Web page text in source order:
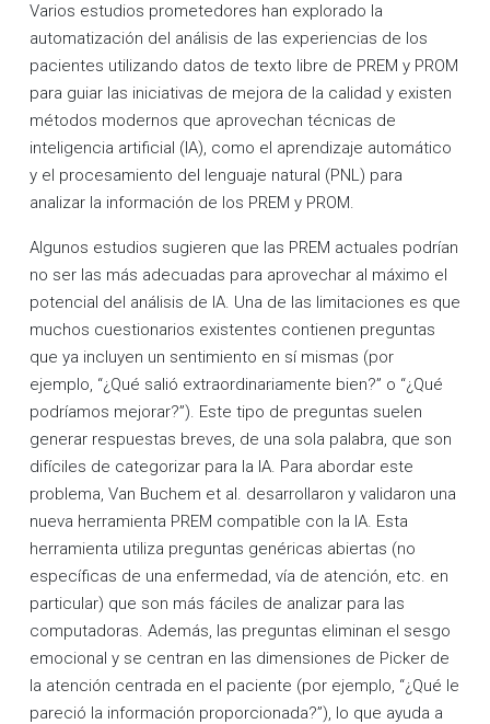
Varios estudios prometedores han explorado la
automatización del análisis de las experiencias de los
pacientes utilizando datos de texto libre de PREM y PROM
para guiar las iniciativas de mejora de la calidad y existen
métodos modernos que aprovechan técnicas de
inteligencia artificial (IA), como el aprendizaje automático
y el procesamiento del lenguaje natural (PNL) para
analizar la información de los PREM y PROM.
Algunos estudios sugieren que las PREM actuales podrían
no ser las más adecuadas para aprovechar al máximo el
potencial del análisis de IA. Una de las limitaciones es que
muchos cuestionarios existentes contienen preguntas
que ya incluyen un sentimiento en sí mismas (por
ejemplo, “¿Qué salió extraordinariamente bien?” o “¿Qué
podríamos mejorar?”). Este tipo de preguntas suelen
generar respuestas breves, de una sola palabra, que son
difíciles de categorizar para la IA. Para abordar este
problema, Van Buchem et al. desarrollaron y validaron una
nueva herramienta PREM compatible con la IA. Esta
herramienta utiliza preguntas genéricas abiertas (no
específicas de una enfermedad, vía de atención, etc. en
particular) que son más fáciles de analizar para las
computadoras. Además, las preguntas eliminan el sesgo
emocional y se centran en las dimensiones de Picker de
la atención centrada en el paciente (por ejemplo, “¿Qué le
pareció la información proporcionada?”), lo que ayuda a